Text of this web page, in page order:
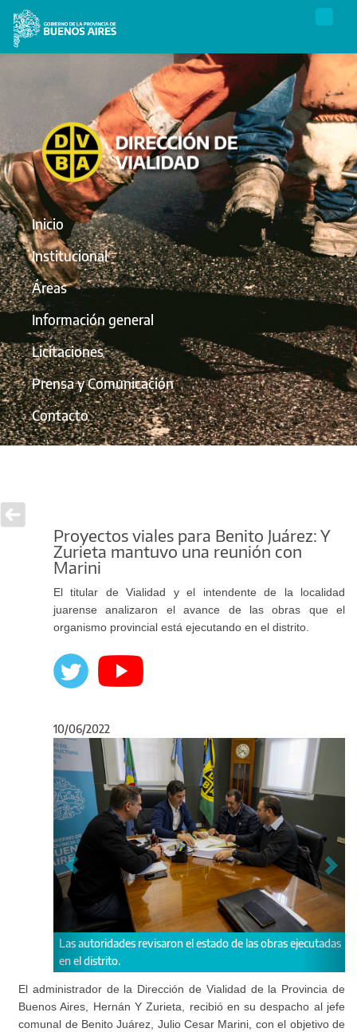
Inicio
Institucional
Áreas
Información general
Licitaciones
Prensa y Comunicación
Contacto
Proyectos viales para Benito Juárez: Y
Zurieta mantuvo una reunión con
Marini
El titular de Vialidad y el intendente de la localidad
juarense analizaron el avance de las obras que el
organismo provincial está ejecutando en el distrito.
10/06/2022
revisaron el estado de las obras ejecutadas
“Pudimos realizar la
explicó Marini.
Anterior
El administrador de la Dirección de Vialidad de la Provincia de
Buenos Aires, Hernán Y Zurieta, recibió en su despacho al jefe
comunal de Benito Juárez, Julio Cesar Marini, con el objetivo de